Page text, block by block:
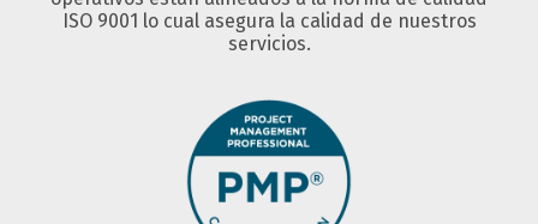
ISO 9001 lo cual asegura la calidad de nuestros
servicios.